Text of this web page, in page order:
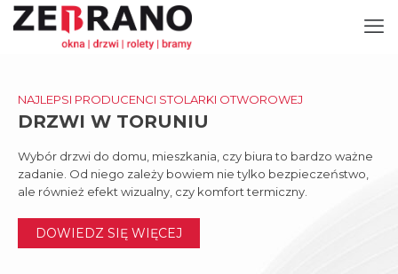
NAJLEPSI PRODUCENCI STOLARKI OTWOROWEJ
DRZWI W TORUNIU
Wybór drzwi do domu, mieszkania, czy biura to bardzo ważne
zadanie. Od niego zależy bowiem nie tylko bezpieczeństwo,
ale również efekt wizualny, czy komfort termiczny.
DOWIEDZ SIĘ WIĘCEJ